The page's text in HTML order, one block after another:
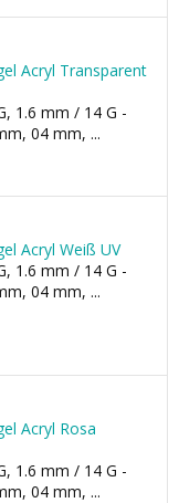
Acryl Transparent
1.6 mm / 14 G -
04 mm, ...
Acryl Weiß UV
1.6 mm / 14 G -
04 mm, ...
Acryl Rosa
1.6 mm / 14 G -
04 mm, ...